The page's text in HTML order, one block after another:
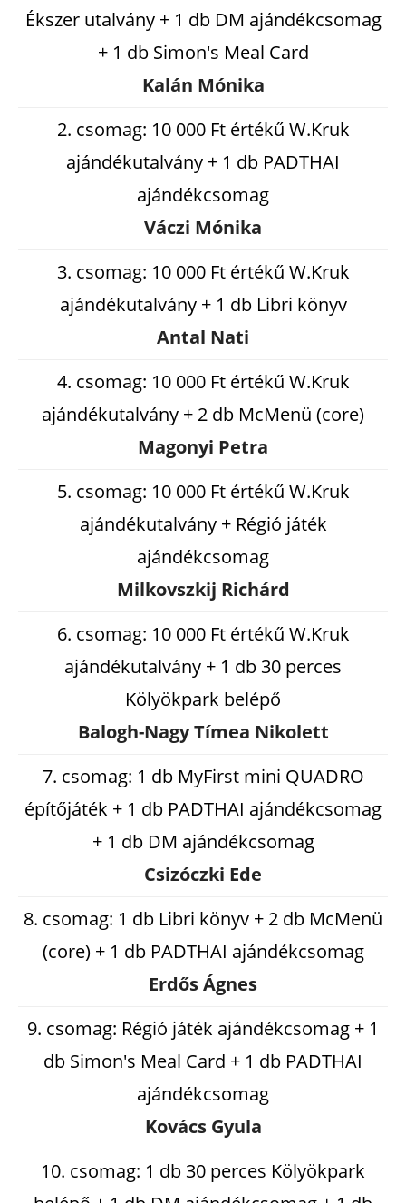
Ékszer utalvány + 1 db DM ajándékcsomag
+ 1 db Simon's Meal Card
Kalán Mónika
2. csomag: 10 000 Ft értékű W.Kruk
ajándékutalvány + 1 db PADTHAI
ajándékcsomag
Váczi Mónika
3. csomag: 10 000 Ft értékű W.Kruk
ajándékutalvány + 1 db Libri könyv
Antal Nati
4. csomag: 10 000 Ft értékű W.Kruk
ajándékutalvány + 2 db McMenü (core)
Magonyi Petra
5. csomag: 10 000 Ft értékű W.Kruk
ajándékutalvány + Régió játék
ajándékcsomag
Milkovszkij Richárd
6. csomag: 10 000 Ft értékű W.Kruk
ajándékutalvány + 1 db 30 perces
Kölyökpark belépő
Balogh-Nagy Tímea Nikolett
7. csomag: 1 db MyFirst mini QUADRO
építőjáték + 1 db PADTHAI ajándékcsomag
+ 1 db DM ajándékcsomag
Csizóczki Ede
8. csomag: 1 db Libri könyv + 2 db McMenü
(core) + 1 db PADTHAI ajándékcsomag
Erdős Ágnes
9. csomag: Régió játék ajándékcsomag + 1
db Simon's Meal Card + 1 db PADTHAI
ajándékcsomag
Kovács Gyula
10. csomag: 1 db 30 perces Kölyökpark